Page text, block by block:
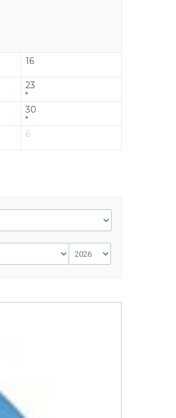
16
23
30
6